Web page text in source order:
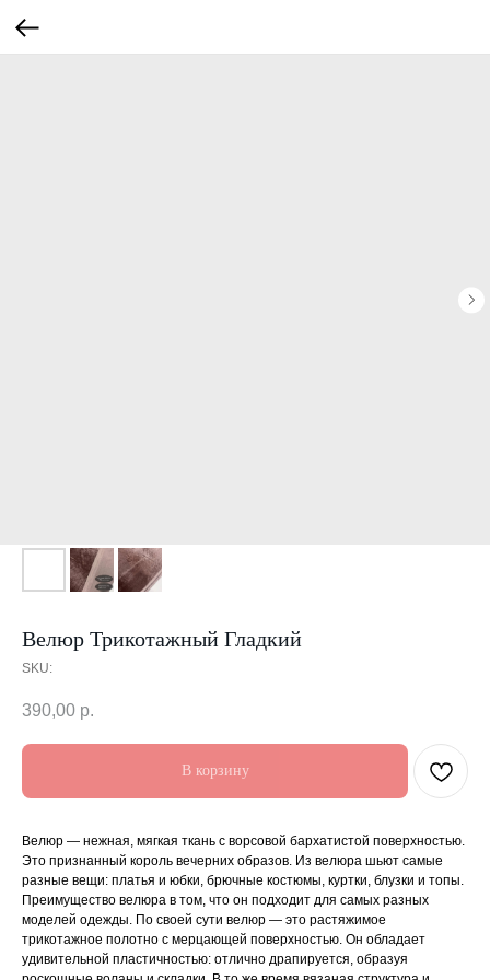
Велюр Трикотажный Гладкий
SKU:
390,00 р.
В корзину
Велюр — нежная, мягкая ткань с ворсовой бархатистой поверхностью.
Это признанный король вечерних образов. Из велюра шьют самые
разные вещи: платья и юбки, брючные костюмы, куртки, блузки и топы.
Преимущество велюра в том, что он подходит для самых разных
моделей одежды. По своей сути велюр — это растяжимое
трикотажное полотно с мерцающей поверхностью. Он обладает
удивительной пластичностью: отлично драпируется, образуя